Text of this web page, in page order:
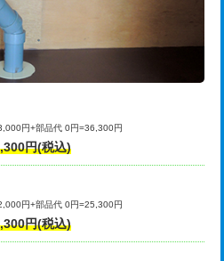
まで） 55,000円
事/3ｍ超
し作業）
㎝まで）
清掃・修
軽作業）
11,000円
清掃・修
中作業）
清掃・修
重作業）
33,000円
円+部品代 0円=36,300円
円(税込)
円+部品代 0円=25,300円
円(税込)